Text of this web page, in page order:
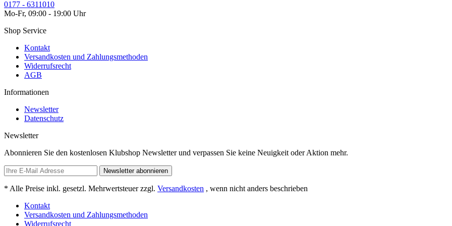
0177 - 6311010
Mo-Fr, 09:00 - 19:00 Uhr
Shop Service
Kontakt
Versandkosten und Zahlungsmethoden
Widerrufsrecht
AGB
Informationen
Newsletter
Datenschutz
Newsletter
Abonnieren Sie den kostenlosen Klubshop Newsletter und verpassen Sie keine Neuigkeit oder Aktion mehr.
Newsletter abonnieren
* Alle Preise inkl. gesetzl. Mehrwertsteuer zzgl. Versandkosten , wenn nicht anders beschrieben
Kontakt
Versandkosten und Zahlungsmethoden
Widerrufsrecht